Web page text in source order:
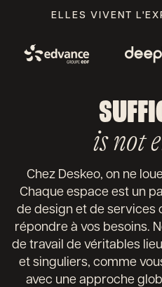
ELLES VIVENT
is not
Chez Deskeo, on ne
Chaque espace est un
de design et de services
répondre à vos besoins.
de travail de véritables
et singuliers, comme
avec une approche